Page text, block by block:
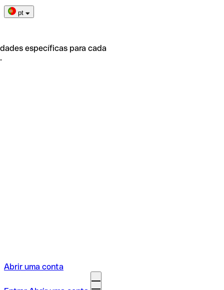
pt
específicas para cada
Abrir uma conta